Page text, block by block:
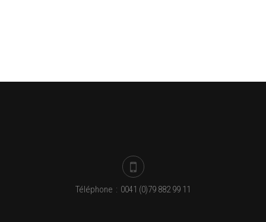
Téléphone : 0041 (0)79 882 99 11